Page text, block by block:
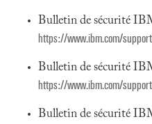
Bulletin de sécurité
https://www.ibm.com/
Bulletin de sécurité
https://www.ibm.com/
Bulletin de sécurité